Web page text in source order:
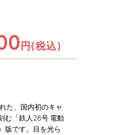
円(税込)
た、国内初のキャ
む「鉄人28号 電動
版です。目を光ら